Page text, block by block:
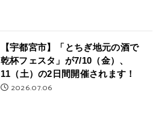
【宇都宮市】「とちぎ地元の酒で
乾杯フェスタ」が7/10（金）、
11（土）の2日間開催されます！
2026.07.06